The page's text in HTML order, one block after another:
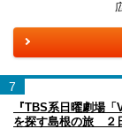
7
『TBS系日曜劇場
を探す島根の旅 ２